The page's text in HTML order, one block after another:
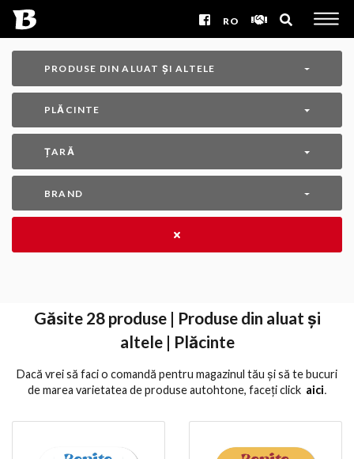
RO
PRODUSE DIN ALUAT ȘI ALTELE
PLĂCINTE
ȚARĂ
BRAND
Găsite 28produse | Produse din aluat și
altele | Plăcinte
Dacă vrei să faci o comandă pentru magazinul tău și să te bucuri
de marea varietatea de produse autohtone, faceți click aici․